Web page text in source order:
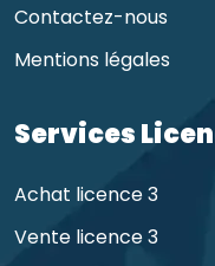
Contactez-nous
Mentions légales
Services
Achat licence 3
Vente licence 3